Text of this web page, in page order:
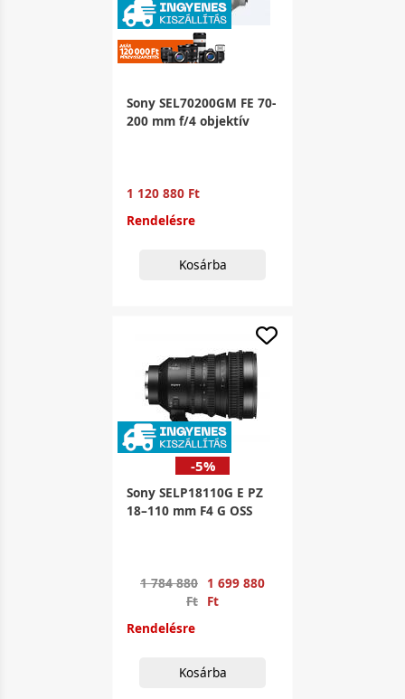
Sony SEL70200GM FE 70-
200 mm f/4 objektív
1 120 880 Ft
Rendelésre
Kosárba
-5%
Sony SELP18110G E PZ
18–110 mm F4 G OSS
1 784 880
Ft
1 699 880
Ft
Rendelésre
Kosárba